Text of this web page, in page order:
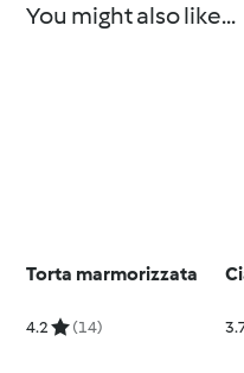
You might also like...
Torta marmorizzata
4.2 (14)